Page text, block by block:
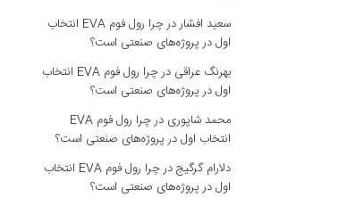
سعید افشاردر
چرا رول فوم EVA انتخاب
اول در پروژه‌های صنعتی است؟
بهرنگ عراقی در
چرا رول فوم EVA انتخاب
اول در پروژه‌های صنعتی است؟
محمد شاپوری در
چرا رول فوم EVA
انتخاب اول در پروژه‌های صنعتی است؟
دلارام گرگیجدر
چرا رول فوم EVA انتخاب
اول در پروژه‌های صنعتی است؟